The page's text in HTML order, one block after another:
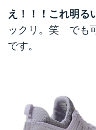
え！！！これ明る
ックリ。笑 でも
です。